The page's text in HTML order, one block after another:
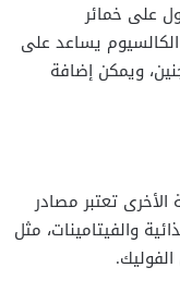
على خمائر
الكالسيوم يساعد على
ويمكن إضافة
الأخرى تعتبر مصادر
والفيتامينات، مثل